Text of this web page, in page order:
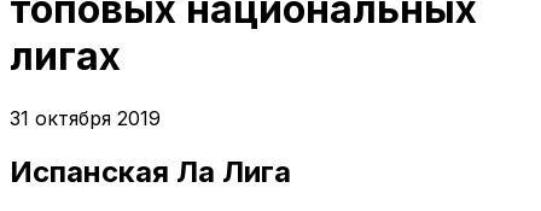
топовых национальных
лигах
31 октября 2019
Испанская Ла Лига